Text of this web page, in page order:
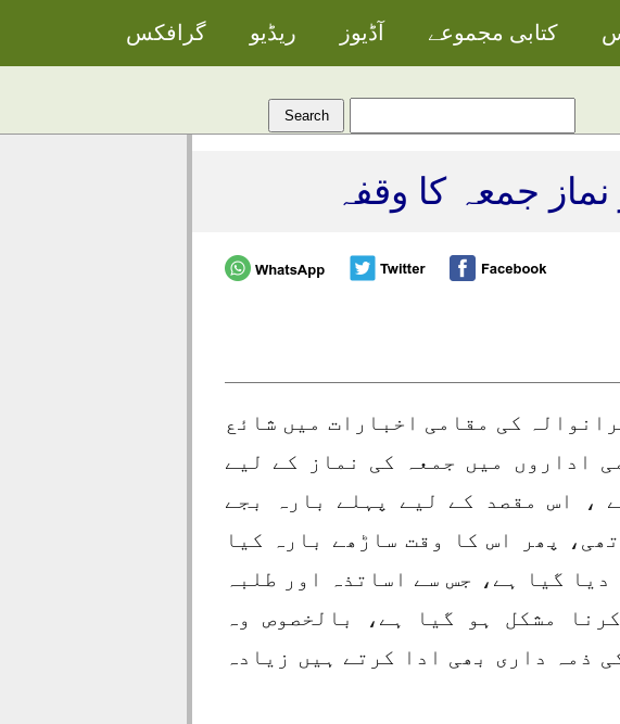
کتابی مجموعے آڈیوز ریڈیو گرافکس
جمعہ کا وقفہ
کی مقامی اخبارات میں شائع
اداروں میں جمعہ کی نماز کے لیے
، اس مقصد کے لیے پہلے بارہ بجے
پھر اس کا وقت ساڑھے بارہ کیا
گیا ہے، جس سے اساتذہ اور طلبہ
مشکل ہو گیا ہے، بالخصوص وہ
ذمہ داری بھی ادا کرتے ہیں زیادہ